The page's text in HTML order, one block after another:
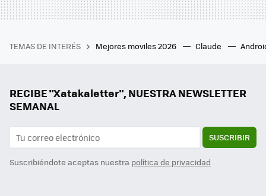
TEMAS DE INTERÉS Mejores moviles 2026 Claude
RECIBE "Xatakaletter", NUESTRA NEWSLETTER
SEMANAL
SUSCRIBIR
Suscribiéndote aceptas nuestra política de privacidad